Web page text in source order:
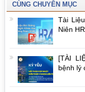
CÙNG CHUYÊN MỤC
Tài
Niên
[TÀI
bệnh lý